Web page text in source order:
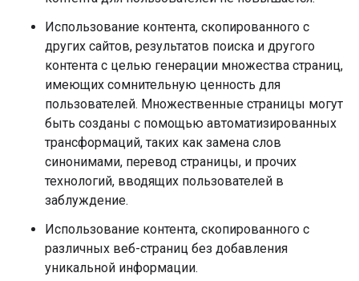
Использование контента, скопированного с
других сайтов, результатов поиска и другого
контента с целью генерации множества страниц,
имеющих сомнительную ценность для
пользователей. Множественные страницы могут
быть созданы с помощью автоматизированных
трансформаций, таких как замена слов
синонимами, перевод страницы, и прочих
технологий, вводящих пользователей в
заблуждение.
Использование контента, скопированного с
различных веб-страниц без добавления
уникальной информации.